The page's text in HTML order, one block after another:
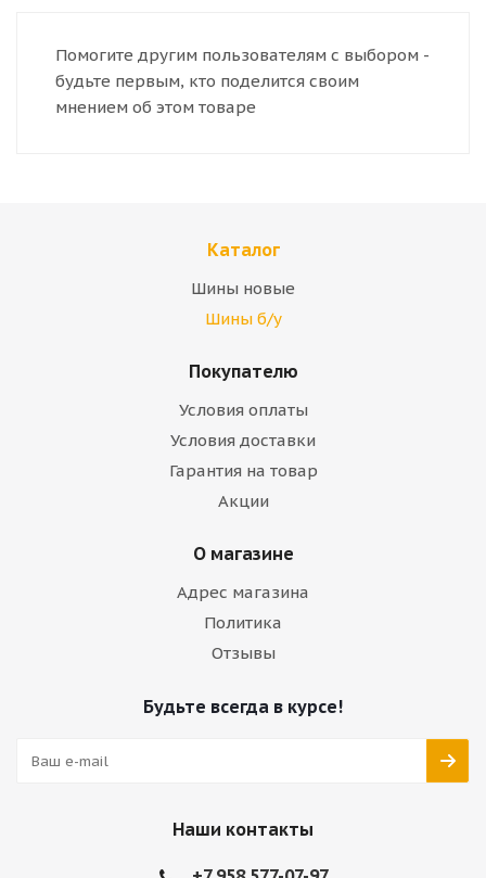
Помогите другим пользователям с выбором -
будьте первым, кто поделится своим
мнением об этом товаре
Каталог
Шины новые
Шины б/у
Покупателю
Условия оплаты
Условия доставки
Гарантия на товар
Акции
О магазине
Адрес магазина
Политика
Отзывы
Будьте всегда в курсе!
Наши контакты